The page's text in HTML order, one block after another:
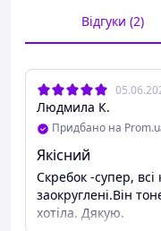
ширина max. ~
довжина max.
товщина max.
вага~100г
Зони
Відгуки (2)
Людмила К.
Придбано на
Якісний
Скребок -супер,
заокруглені.Він
хотіла. Дякую.